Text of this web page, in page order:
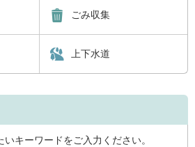
ごみ収集
上下水道
キーワードをご入力ください。